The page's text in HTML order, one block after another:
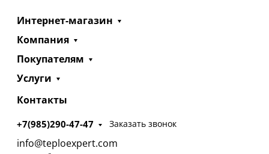
Интернет-магазин
Компания
Покупателям
Услуги
Контакты
+7(985)290-47-47 Заказать звонок
info@teploexpert.com